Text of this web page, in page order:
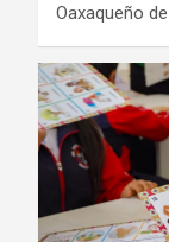
Oaxaqueño